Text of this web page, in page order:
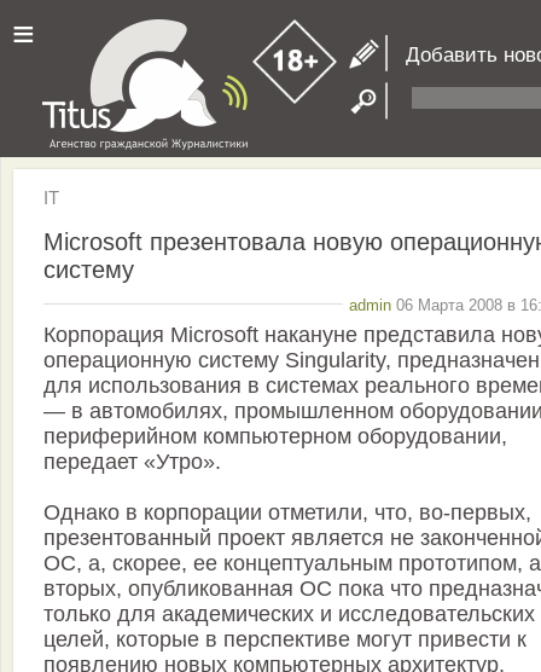
≡ Добавить
IT
Microsoft презентовала новую
систему
admin 06 Марта 2008 в
Корпорация Microsoft накануне представила
операционную систему Singularity,
для использования в системах реального
— в автомобилях, промышленном
периферийном компьютерном оборудовании,
передает «Утро».
Однако в корпорации отметили, что, во-первых,
презентованный проект является не
ОС, а, скорее, ее концептуальным прототипом,
вторых, опубликованная ОС пока что
только для академических и исследовательских
целей, которые в перспективе могут привести к
появлению новых компьютерных архитектур.